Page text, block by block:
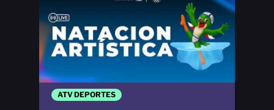
ATV DEPORTES